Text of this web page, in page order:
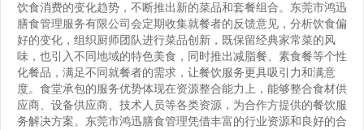
饮食消费的变化趋势，不断推出新的菜品和套餐组合。东莞市鸿迅
膳食管理服务有限公司会定期收集就餐者的反馈意见，分析饮食偏
好的变化，组织厨师团队进行菜品创新，既保留经典家常菜的风
味，也引入不同地域的特色美食，同时推出减脂餐、素食餐等个性
化餐品，满足不同就餐者的需求，让餐饮服务更具吸引力和满意
度。食堂承包的服务优势体现在资源整合能力上，能够整合食材供
应商、设备供应商、技术人员等各类资源，为合作方提供的餐饮服
务解决方案。东莞市鸿迅膳食管理凭借丰富的行业资源和良好的合